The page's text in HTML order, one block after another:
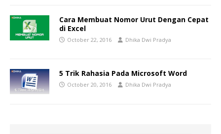
Cara Membuat Nomor Urut Dengan Cepat
di Excel
October 22, 2016 Dhika Dwi Pradya
5 Trik Rahasia Pada Microsoft Word
October 20, 2016 Dhika Dwi Pradya